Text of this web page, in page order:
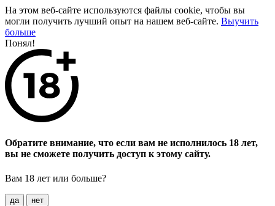
На этом веб-сайте используются файлы cookie, чтобы вы
могли получить лучший опыт на нашем веб-сайте. Выучить
больше
Понял!
Обратите внимание, что если вам не исполнилось 18 лет,
вы не сможете получить доступ к этому сайту.
Вам 18 лет или больше?
да нет